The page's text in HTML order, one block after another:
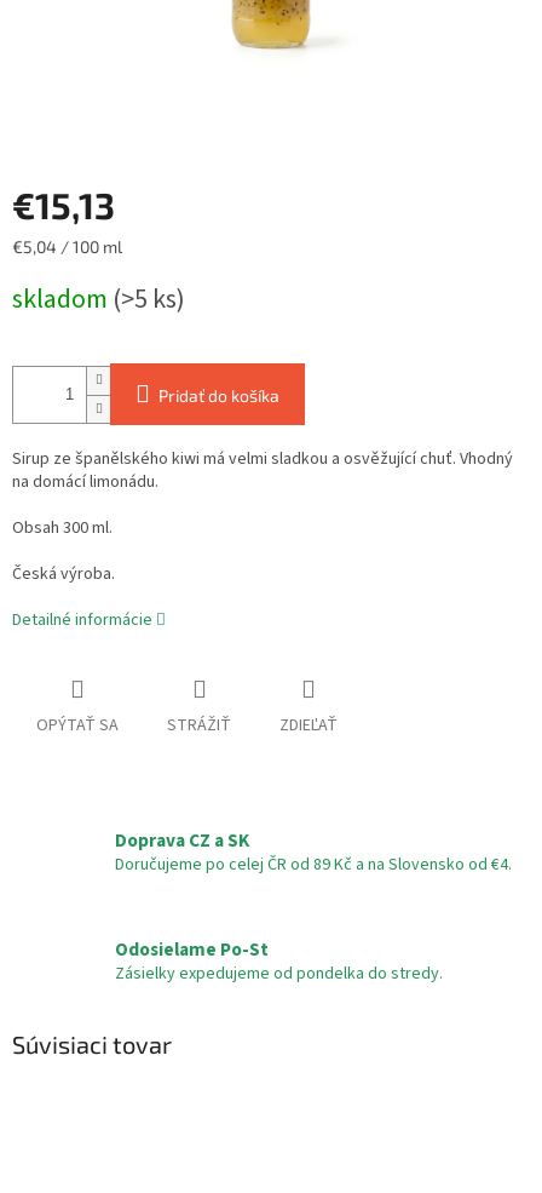
€15,13
Jednotková
€5,04 / 100 ml
skladom (>5 ks)
Pridať do košíka
Sirup ze španělského kiwi má velmi sladkou a osvěžující chuť. Vhodný
na domácí limonádu.
Obsah 300 ml.
Česká výroba.
Detailné informácie
OPÝTAŤ SA STRÁŽIŤ ZDIEĽAŤ
Doprava CZ a SK
Doručujeme po celej ČR od 89 Kč a na Slovensko od €4.
Odosielame Po-St
Zásielky expedujeme od pondelka do stredy.
Súvisiaci tovar